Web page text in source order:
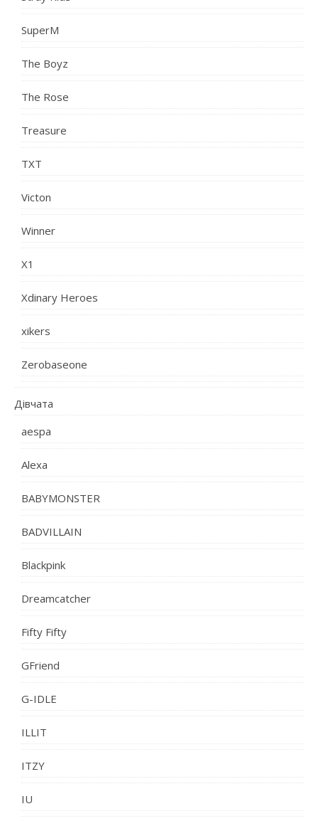
SuperM
The Boyz
The Rose
Treasure
TXT
Victon
Winner
X1
Xdinary Heroes
xikers
Zerobaseone
Дівчата
aespa
Alexa
BABYMONSTER
BADVILLAIN
Blackpink
Dreamcatcher
Fifty Fifty
GFriend
G-IDLE
ILLIT
ITZY
IU